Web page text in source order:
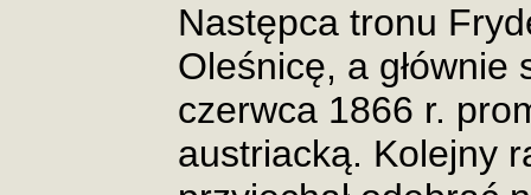
Następca tronu
Oleśnicę, a
czerwca 1866 r.
austriacką. Kolejny